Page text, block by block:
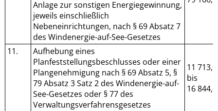
Anlage zur sonstigen Energiegewinnung,
jeweils einschließlich
Nebeneinrichtungen, nach § 69 Absatz 7
des Windenergie-auf-See-Gesetzes
11.
Aufhebung eines
Planfeststellungsbeschlusses oder einer
Plangenehmigung nach § 69 Absatz 5, §
79 Absatz 3 Satz 2 des Windenergie-auf-
See-Gesetzes oder § 77 des
Verwaltungsverfahrensgesetzes
11
bis
16